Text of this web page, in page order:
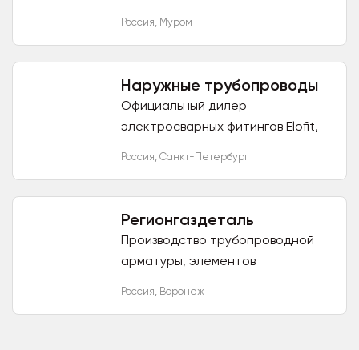
систем водоснабжения и
продукция: радиаторы,...
Россия, Муром
Наружные трубопроводы
Официальный дилер
электросварных фитингов Elofit,
полиэтиленовых кранов Polytec.
Россия, Санкт-Петербург
Регионгаздеталь
Производство трубопроводной
арматуры, элементов
оборудования и деталей
Россия, Воронеж